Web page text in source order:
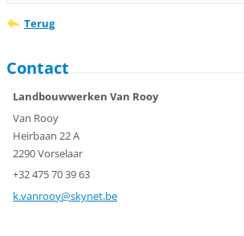
Terug
Contact
Landbouwwerken Van Rooy
Van Rooy
Heirbaan 22 A
2290 Vorselaar
+32 475 70 39 63
k.vanrooy@skynet.be